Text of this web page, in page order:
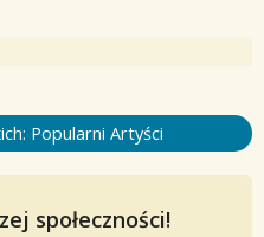
Popularni Artyści
społeczności!